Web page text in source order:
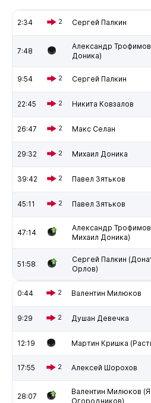
2:34 2 Сергей Палкин
7:48
Александр
Доника)
9:54 2 Сергей Палкин
22:45 2 Никита Ковзалов
26:47 2 Макс Селан
29:32 2 Михаил Доника
39:42 2 Павел Зятьков
45:11 2 Павел Зятьков
47:14
Александр
Михаил Доника)
51:58
Сергей Палкин
Орлов)
0:44 2 Валентин Милюков
9:29 2 Душан Девечка
12:19 Мартин Кришка
17:55 2 Алексей Шорохов
28:07
Валентин Милюков
Огородников)